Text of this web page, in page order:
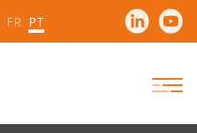
FR PT